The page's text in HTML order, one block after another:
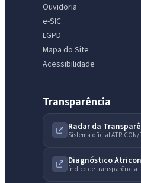
Ouvidoria
e-SIC
LGPD
Mapa do Site
Acessibilidade
Transparência
Radar da
Sistema oficial ATRICON/
Diagnóstico Atricon
Índice de transparência